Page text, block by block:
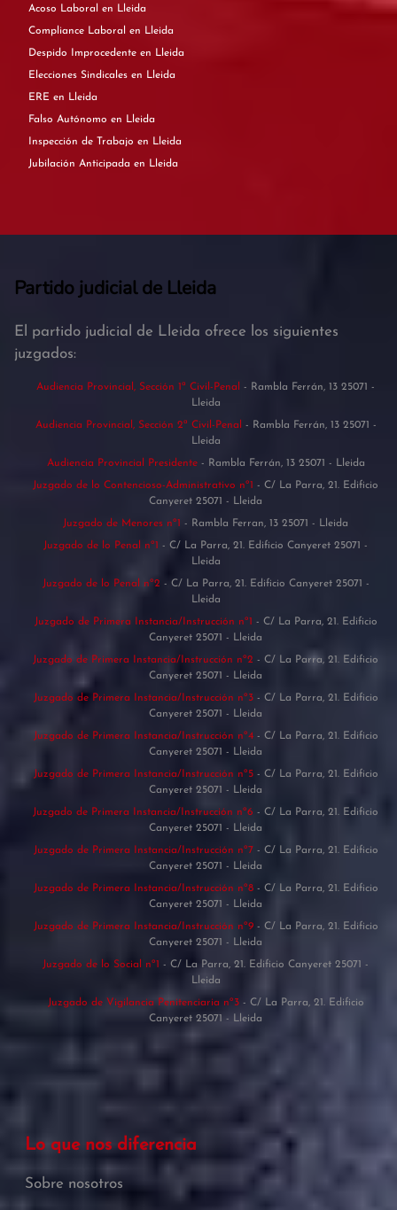
Acoso Laboral en Lleida
Compliance Laboral en Lleida
Despido Improcedente en Lleida
Elecciones Sindicales en Lleida
ERE en Lleida
Falso Autónomo en Lleida
Inspección de Trabajo en Lleida
Jubilación Anticipada en Lleida
Partido judicial de Lleida
El partido judicial de Lleida ofrece los siguientes
juzgados:
Audiencia Provincial, Sección 1ª Civil-Penal - Rambla Ferrán, 13 25071 -
Lleida
Audiencia Provincial, Sección 2ª Civil-Penal - Rambla Ferrán, 13 25071 -
Lleida
Audiencia Provincial Presidente - Rambla Ferrán, 13 25071 - Lleida
Juzgado de lo Contencioso-Administrativo nº1 - C/ La Parra, 21. Edificio
Canyeret 25071 - Lleida
Juzgado de Menores nº1 - Rambla Ferran, 13 25071 - Lleida
Juzgado de lo Penal nº1 - C/ La Parra, 21. Edificio Canyeret 25071 -
Lleida
Juzgado de lo Penal nº2 - C/ La Parra, 21. Edificio Canyeret 25071 -
Lleida
Juzgado de Primera Instancia/Instrucción nº1 - C/ La Parra, 21. Edificio
Canyeret 25071 - Lleida
Juzgado de Primera Instancia/Instrucción nº2 - C/ La Parra, 21. Edificio
Canyeret 25071 - Lleida
Juzgado de Primera Instancia/Instrucción nº3 - C/ La Parra, 21. Edificio
Canyeret 25071 - Lleida
Juzgado de Primera Instancia/Instrucción nº4 - C/ La Parra, 21. Edificio
Canyeret 25071 - Lleida
Juzgado de Primera Instancia/Instrucción nº5 - C/ La Parra, 21. Edificio
Canyeret 25071 - Lleida
Juzgado de Primera Instancia/Instrucción nº6 - C/ La Parra, 21. Edificio
Canyeret 25071 - Lleida
Juzgado de Primera Instancia/Instrucción nº7 - C/ La Parra, 21. Edificio
Canyeret 25071 - Lleida
Juzgado de Primera Instancia/Instrucción nº8 - C/ La Parra, 21. Edificio
Canyeret 25071 - Lleida
Juzgado de Primera Instancia/Instrucción nº9 - C/ La Parra, 21. Edificio
Canyeret 25071 - Lleida
Juzgado de lo Social nº1 - C/ La Parra, 21. Edificio Canyeret 25071 -
Lleida
Juzgado de Vigilancia Penitenciaria nº3 - C/ La Parra, 21. Edificio
Canyeret 25071 - Lleida
Lo que nos diferencia
Sobre nosotros